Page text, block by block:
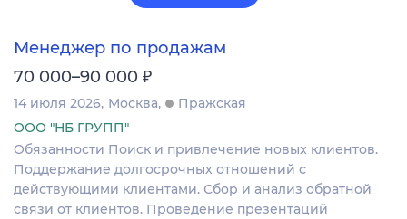
Менеджер по продажам
70 000–90 000 ₽
14 июля 2026 Москва
Пражская
ООО "НБ ГРУПП"
Обязанности Поиск и привлечение новых клиентов.
Поддержание долгосрочных отношений с
действующими клиентами. Сбор и анализ обратной
связи от клиентов. Проведение презентаций